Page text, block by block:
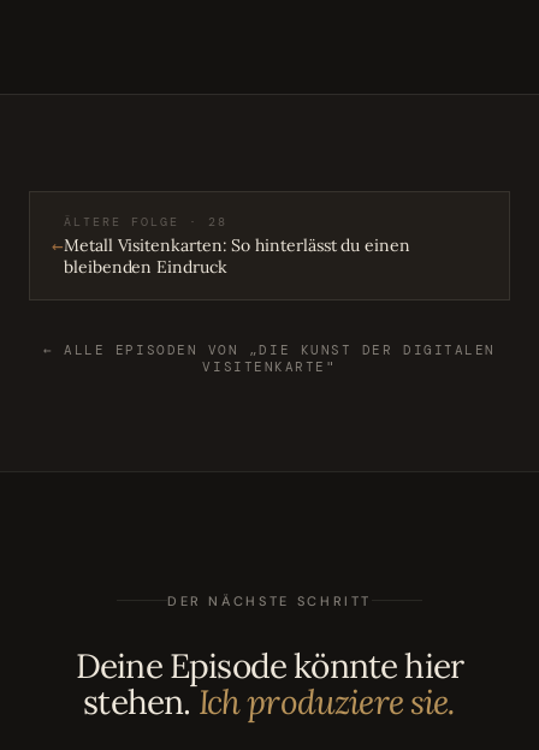
←
ÄLTERE FOLGE · 28
Metall Visitenkarten: So hinterlässt du einen
bleibenden Eindruck
← ALLE EPISODEN VON „DIE KUNST DER DIGITALEN
VISITENKARTE"
DER NÄCHSTE SCHRITT
Deine Episode könnte hier
stehen.Ich produziere sie.